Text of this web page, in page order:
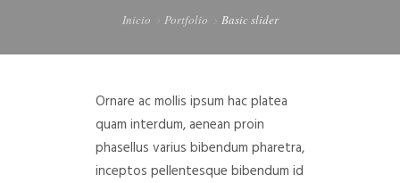
Inicio Portfolio Basic slider
Ornare ac mollis ipsum hac platea
quam interdum, aenean proin
phasellus varius bibendum pharetra,
inceptos pellentesque bibendum id